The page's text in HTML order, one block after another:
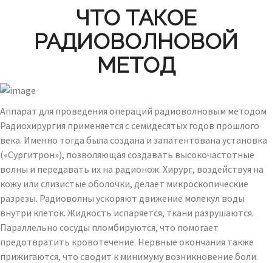
ЧТО ТАКОЕ
РАДИОВОЛНОВОЙ
МЕТОД
Аппарат для проведения операций радиоволновым методом
Радиохирургия применяется с семидесятых годов прошлого
века. Именно тогда была создана и запатентована установка
(«Сургитрон»), позволяющая создавать высокочастотные
волны и передавать их на радионож. Хирург, воздействуя на
кожу или слизистые оболочки, делает микроскопические
разрезы. Радиоволны ускоряют движение молекул воды
внутри клеток. Жидкость испаряется, ткани разрушаются.
Параллельно сосуды пломбируются, что помогает
предотвратить кровотечение. Нервные окончания также
прижигаются, что сводит к минимуму возникновение боли.